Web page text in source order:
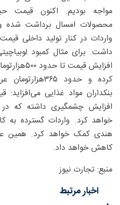
مواجه بودیم. اکنون قیمت
محصولات امسال برداشت شده
واردات در کنار تولید داخلی
داشت. برای مثال کمبود
افزایش
کرده و حدود
بنکداران مواد غذایی می‌افزاید:
افزایش چشمگیری داشته که
خواهد کرد. واردات گسترده
هندی کمک خواهد کرد. همین
کاهش خواهد داد.
منبع: تجارت نیوز
اخبار مرتبط